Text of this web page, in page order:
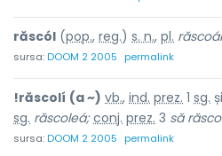
răscól (pop., reg.) s. n., pl.
sursa:DOOM 2 2005 permalink
!răscolí (a ~) vb., ind. prez. 1 sg.
sg. răscoleá; conj. prez. 3 să
sursa:DOOM 2 2005 permalink